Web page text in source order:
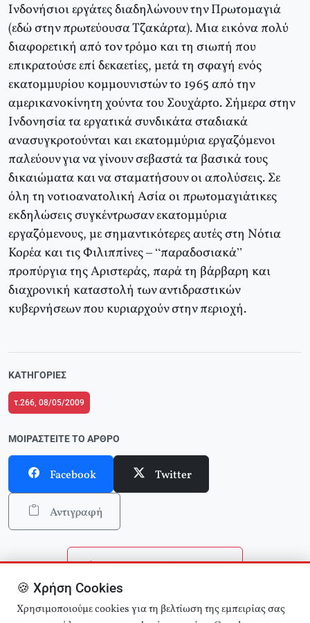
Ινδονήσιοι εργάτες διαδηλώνουν την Πρωτομαγιά
(εδώ στην πρωτεύουσα Τζακάρτα). Μια εικόνα πολύ
διαφορετική από τον τρόμο και τη σιωπή που
επικρατούσε επί δεκαετίες, μετά τη σφαγή ενός
εκατομμυρίου κομμουνιστών το 1965 από την
αμερικανοκίνητη χούντα του Σουχάρτο. Σήμερα στην
Ινδονησία τα εργατικά συνδικάτα σταδιακά
ανασυγκροτούνται και εκατομμύρια εργαζόμενοι
παλεύουν για να γίνουν σεβαστά τα βασικά τους
δικαιώματα και να σταματήσουν οι απολύσεις. Σε
όλη τη νοτιοανατολική Ασία οι πρωτομαγιάτικες
εκδηλώσεις συγκέντρωσαν εκατομμύρια
εργαζόμενους, με σημαντικότερες αυτές στη Νότια
Κορέα και τις Φιλιππίνες – “παραδοσιακά”
προπύργια της Αριστεράς, παρά τη βάρβαρη και
διαχρονική καταστολή των αντιδραστικών
κυβερνήσεων που κυριαρχούν στην περιοχή.
ΚΑΤΗΓΟΡΊΕΣ
τ.266, 08/05/2009
ΜΟΙΡΑΣΤΕΊΤΕ ΤΟ ΆΡΘΡΟ
Facebook Twitter
Αντιγραφή
Επιστροφή στην αρχική
Αναζήτηση άρθρων
🍪 Χρήση Cookies
Χρησιμοποιούμε cookies για τη βελτίωση της εμπειρίας σας